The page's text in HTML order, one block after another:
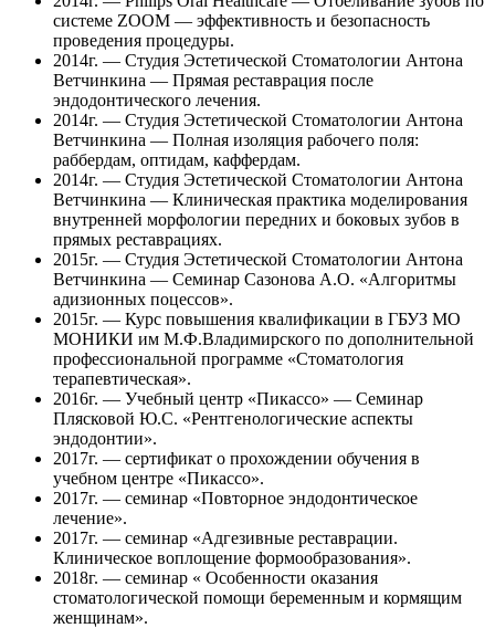
системе ZOOM — эффективность и безопасность
проведения процедуры.
2014г. — Студия Эстетической Стоматологии Антона
Ветчинкина — Прямая реставрация после
эндодонтического лечения.
2014г. — Студия Эстетической Стоматологии Антона
Ветчинкина — Полная изоляция рабочего поля:
раббердам, оптидам, каффердам.
2014г. — Студия Эстетической Стоматологии Антона
Ветчинкина — Клиническая практика моделирования
внутренней морфологии передних и боковых зубов в
прямых реставрациях.
2015г. — Студия Эстетической Стоматологии Антона
Ветчинкина — Семинар Сазонова А.О. «Алгоритмы
адизионных поцессов».
2015г. — Курс повышения квалификации в ГБУЗ МО
МОНИКИ им М.Ф.Владимирского по дополнительной
профессиональной программе «Стоматология
терапевтическая».
2016г. — Учебный центр «Пикассо» — Семинар
Плясковой Ю.С. «Рентгенологические аспекты
эндодонтии».
2017г. — сертификат о прохождении обучения в
учебном центре «Пикассо».
2017г. — семинар «Повторное эндодонтическое
лечение».
2017г. — семинар «Адгезивные реставрации.
Клиническое воплощение формообразования».
2018г. — семинар « Особенности оказания
стоматологической помощи беременным и кормящим
женщинам».